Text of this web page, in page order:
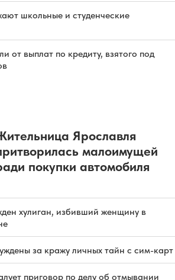
школьные и студенческие
от выплат по кредиту, взятого под
Ярославля
малоимущей
покупки автомобиля
хулиган, избивший женщину в
за кражу личных тайн с сим-карт
приговор по делу об отмывании